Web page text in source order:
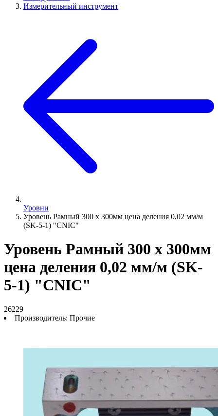
Измерительный инструмент
Уровни
Уровень Рамный 300 х 300мм цена деления 0,02 мм/м
(SK-5-1) "CNIC"
Уровень Рамный 300 х 300мм
цена деления 0,02 мм/м (SK-
5-1) "CNIC"
26229
Производитель: Прочие